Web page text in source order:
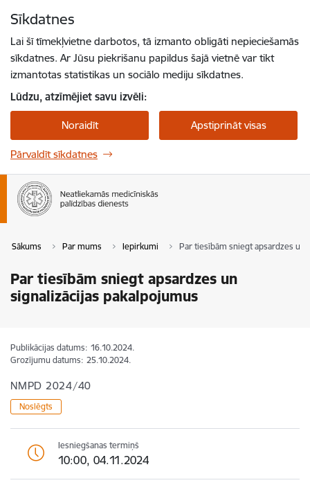
Sīkdatnes
Lai šī tīmekļvietne darbotos, tā izmanto obligāti nepieciešamās
sīkdatnes. Ar Jūsu piekrišanu papildus šajā vietnē var tikt
izmantotas statistikas un sociālo mediju sīkdatnes.
Lūdzu, atzīmējiet savu izvēli:
Noraidīt Apstiprināt visas
Pārvaldīt sīkdatnes
Sākums Par mums Iepirkumi Par tiesībām sniegt apsardzes un
Par tiesībām sniegt apsardzes un
signalizācijas pakalpojumus
Publikācijas datums: 16.10.2024.
Grozījumu datums: 25.10.2024.
NMPD 2024/40
Noslēgts
Iesniegšanas termiņš
10:00, 04.11.2024